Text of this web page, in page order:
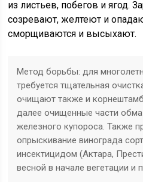
из листьев, побегов и ягод.
созревают, желтеют и
сморщиваются и высыхают.
Метод борьбы: для
требуется тщательная
очищают также и
далее очищенные части
железного купороса. Также
опрыскивание винограда
инсектицидом (Актара,
весной в начале вегетации и